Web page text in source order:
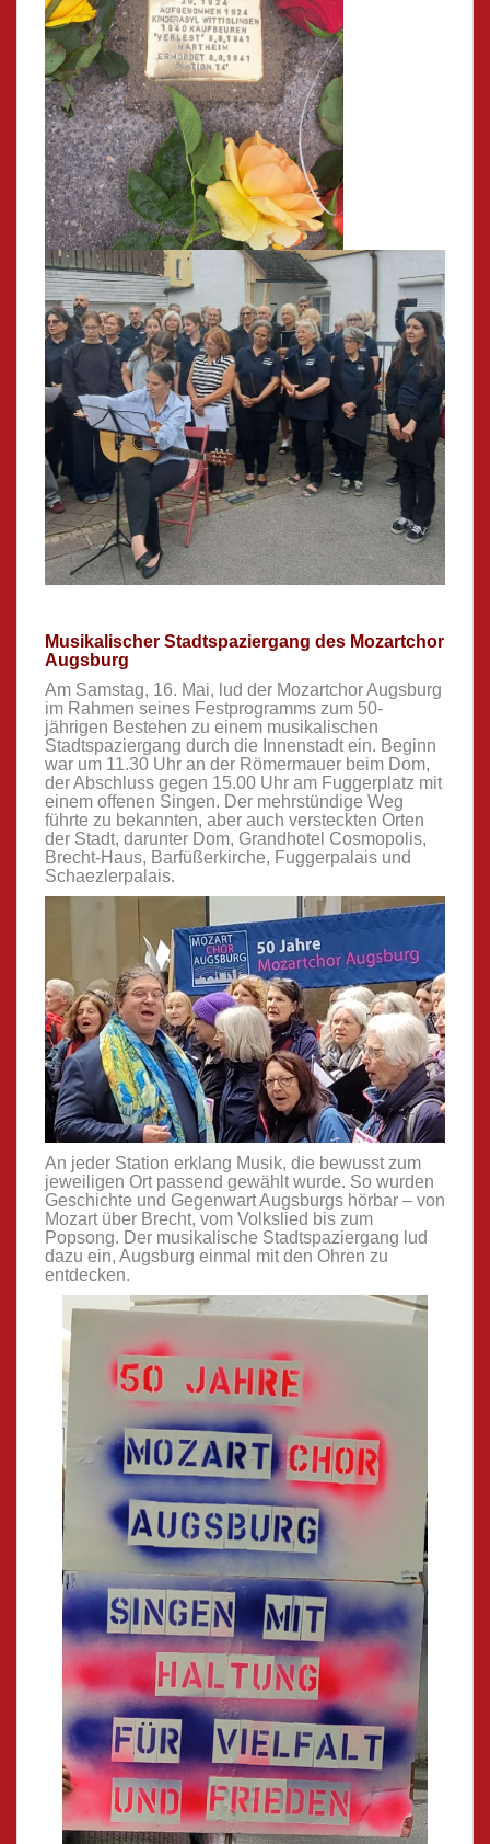
Musikalischer Stadtspaziergang des Mozartchor
Augsburg
Am Samstag, 16. Mai, lud der Mozartchor Augsburg
im Rahmen seines Festprogramms zum 50-
jährigen Bestehen zu einem musikalischen
Stadtspaziergang durch die Innenstadt ein. Beginn
war um 11.30 Uhr an der Römermauer beim Dom,
der Abschluss gegen 15.00 Uhr am Fuggerplatz mit
einem offenen Singen. Der mehrstündige Weg
führte zu bekannten, aber auch versteckten Orten
der Stadt, darunter Dom, Grandhotel Cosmopolis,
Brecht-Haus, Barfüßerkirche, Fuggerpalais und
Schaezlerpalais.
An jeder Station erklang Musik, die bewusst zum
jeweiligen Ort passend gewählt wurde. So wurden
Geschichte und Gegenwart Augsburgs hörbar – von
Mozart über Brecht, vom Volkslied bis zum
Popsong. Der musikalische Stadtspaziergang lud
dazu ein, Augsburg einmal mit den Ohren zu
entdecken.